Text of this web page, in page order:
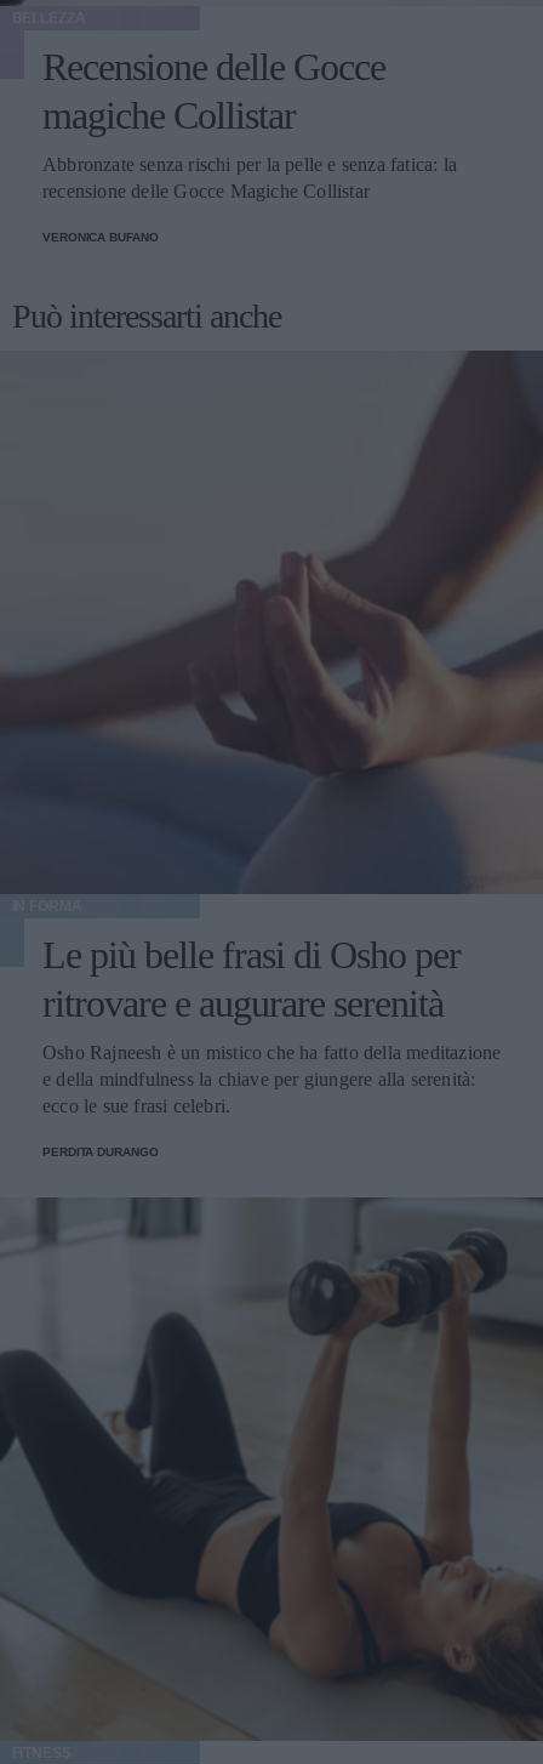
Recensione delle Gocce
magiche Collistar
Abbronzate senza rischi per la pelle e senza fatica: la
recensione delle Gocce Magiche Collistar
VERONICA BUFANO
Può interessarti anche
Le più belle frasi di Osho per
ritrovare e augurare serenità
Osho Rajneesh è un mistico che ha fatto della meditazione
e della mindfulness la chiave per giungere alla serenità:
ecco le sue frasi celebri.
PERDITA DURANGO